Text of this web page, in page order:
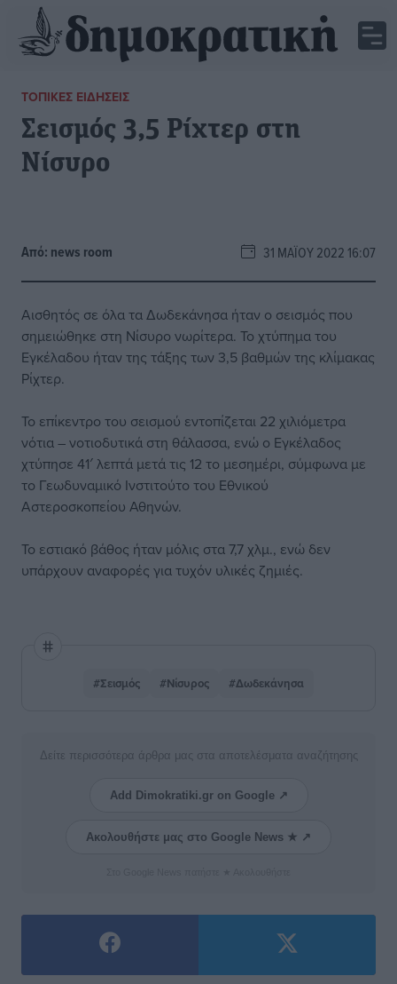
ΤΟΠΙΚΈΣ ΕΙΔΉΣΕΙΣ
Σεισμός 3,5 Ρίχτερ στη
Νίσυρο
Από: news room 31 ΜΑΪ́ΟΥ 2022 16:07
Αισθητός σε όλα τα Δωδεκάνησα ήταν ο σεισμός που
σημειώθηκε στη Νίσυρο νωρίτερα. Το χτύπημα του
Εγκέλαδου ήταν της τάξης των 3,5 βαθμών της κλίμακας
Ρίχτερ.
Το επίκεντρο του σεισμού εντοπίζεται 22 χιλιόμετρα
νότια – νοτιοδυτικά στη θάλασσα, ενώ ο Εγκέλαδος
χτύπησε 41′ λεπτά μετά τις 12 το μεσημέρι, σύμφωνα με
το Γεωδυναμικό Ινστιτούτο του Εθνικού
Αστεροσκοπείου Αθηνών.
Το εστιακό βάθος ήταν μόλις στα 7,7 χλμ., ενώ δεν
υπάρχουν αναφορές για τυχόν υλικές ζημιές.
#Σεισμός #Νίσυρος #Δωδεκάνησα
Δείτε περισσότερα άρθρα μας στα αποτελέσματα αναζήτησης
Add Dimokratiki.gr on Google ↗
Ακολουθήστε μας στο Google News ★ ↗